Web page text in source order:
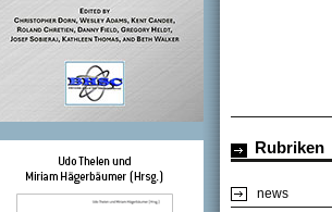
Rubriken
news